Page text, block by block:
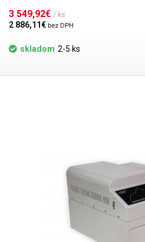
vytvárajú päť ohrievacích zón - tri zhora
vybavená snímačom teploty na spätnú
v každej zóne samostatne pomocou
podávania nastaviteľnou v rozsahu 0 -
môžete vybrať jednu z 8 charakteristík
prebiehať proces pretavovania.
procesu pretavovania, napríklad
popúšťanie. Následné chladenie
cm ventilátormi (chladenie zhora a
zobrazuje plne graficky. Rýchlosť
3 549,92€ / ks
2 886,11€ bez DPH
skladom 2-5 ks